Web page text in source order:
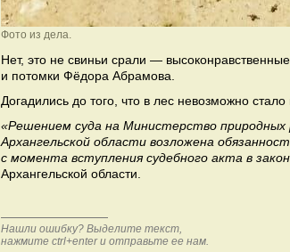
Фото из дела.
Нет, это не свиньи срали —
и потомки Фёдора Абрамова.
Догадились до того, что в лес невозможно стало
«Решением суда на Министерство природных
Архангельской области возложена
с момента вступления судебного акта в
Архангельской области.
Нашли ошибку? Выделите текст,
нажмите ctrl+enter и отправьте ее нам.